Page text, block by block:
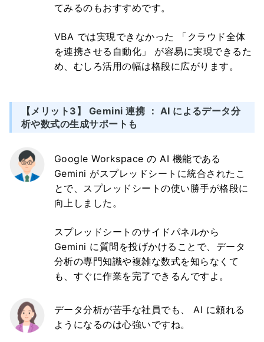
てみるのもおすすめです。
VBA では実現できなかった 「クラウド全体
を連携させる自動化」 が容易に実現できるた
め、むしろ活用の幅は格段に広がります。
【メリット3】 Gemini 連携 ： AI によるデータ分
析や数式の生成サポートも
Google Workspace の AI 機能である
Gemini がスプレッドシートに統合されたこ
とで、スプレッドシートの使い勝手が格段に
向上しました。
スプレッドシートのサイドパネルから
Gemini に質問を投げかけることで、データ
分析の専門知識や複雑な数式を知らなくて
も、すぐに作業を完了できるんですよ。
データ分析が苦手な社員でも、 AI に頼れる
ようになるのは心強いですね。